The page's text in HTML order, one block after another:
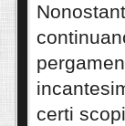
certi